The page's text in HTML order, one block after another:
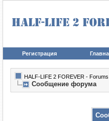
Регистрация
HALF-LIFE 2 FOREVER - Forums
Сообщение форума